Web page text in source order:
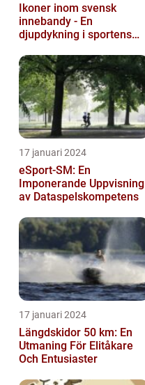
Ikoner inom svensk
innebandy - En
djupdykning i sportens
profiler
17 januari 2024
eSport-SM: En
Imponerande Uppvisning
av Dataspelskompetens
17 januari 2024
Längdskidor 50 km: En
Utmaning För Elitåkare
Och Entusiaster